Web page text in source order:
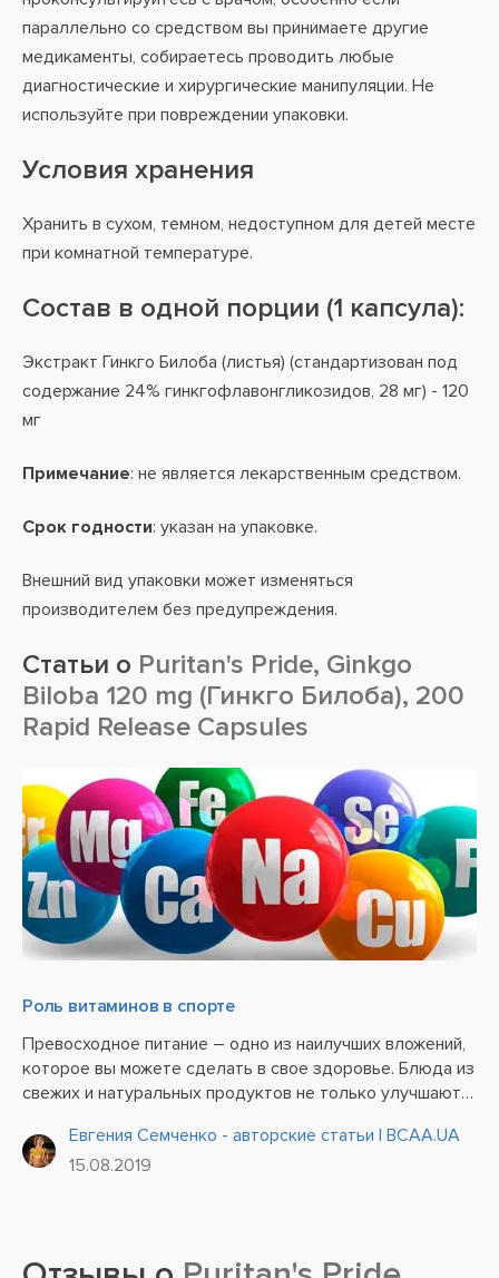
параллельно со средством вы принимаете другие
медикаменты, собираетесь проводить любые
диагностические и хирургические манипуляции. Не
используйте при повреждении упаковки.
Условия хранения
Хранить в сухом, темном, недоступном для детей месте
при комнатной температуре.
Состав в одной порции (1 капсула):
Экстракт Гинкго Билоба (листья) (стандартизован под
содержание 24% гинкгофлавонгликозидов, 28 мг) - 120
мг
Примечание: не является лекарственным средством.
Срок годности: указан на упаковке.
Внешний вид упаковки может изменяться
производителем без предупреждения.
Статьи о Puritan's Pride, Ginkgo
Biloba 120 mg (Гинкго Билоба), 200
Rapid Release Capsules
Роль витаминов в спорте
Превосходное питание – одно из наилучших вложений,
которое вы можете сделать в свое здоровье. Блюда из
свежих и натуральных продуктов не только улучшают
сказываются на физическом состоянии и умственной
деятельности....
Евгения Семченко - авторские статьи | BCAA.UA
15.08.2019